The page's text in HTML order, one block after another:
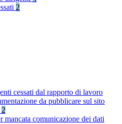
2
cessati dal rapporto di lavoro
da pubblicare sul sito
2
mancata comunicazione dei dati